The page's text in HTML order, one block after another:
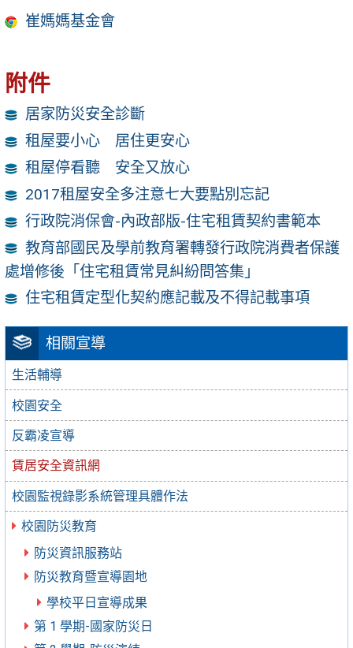
相關宣導
生活輔導
校園安全
反霸凌宣導
賃居安全資訊網
校園監視錄影系統管理具體作法
校園防災教育
防災資訊服務站
防災教育暨宣導園地
學校平日宣導成果
第 1 學期-國家防災日
崔媽媽基金會
附件
居家防災安全診斷
租屋要小心 居住更安心
租屋停看聽 安全又放心
2017租屋安全多注意七大要點別忘記
行政院消保會-內政部版-住宅租賃契約書範本
教育部國民及學前教育署轉發行政院消費者保護
處增修後「住宅租賃常見糾紛問答集」
住宅租賃定型化契約應記載及不得記載事項